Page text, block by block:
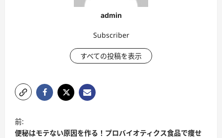
admin
Subscriber
すべての投稿を表示
ポ
ス
前:
便秘はモテない原因を作る！プロバイオティクス食品で痩せ